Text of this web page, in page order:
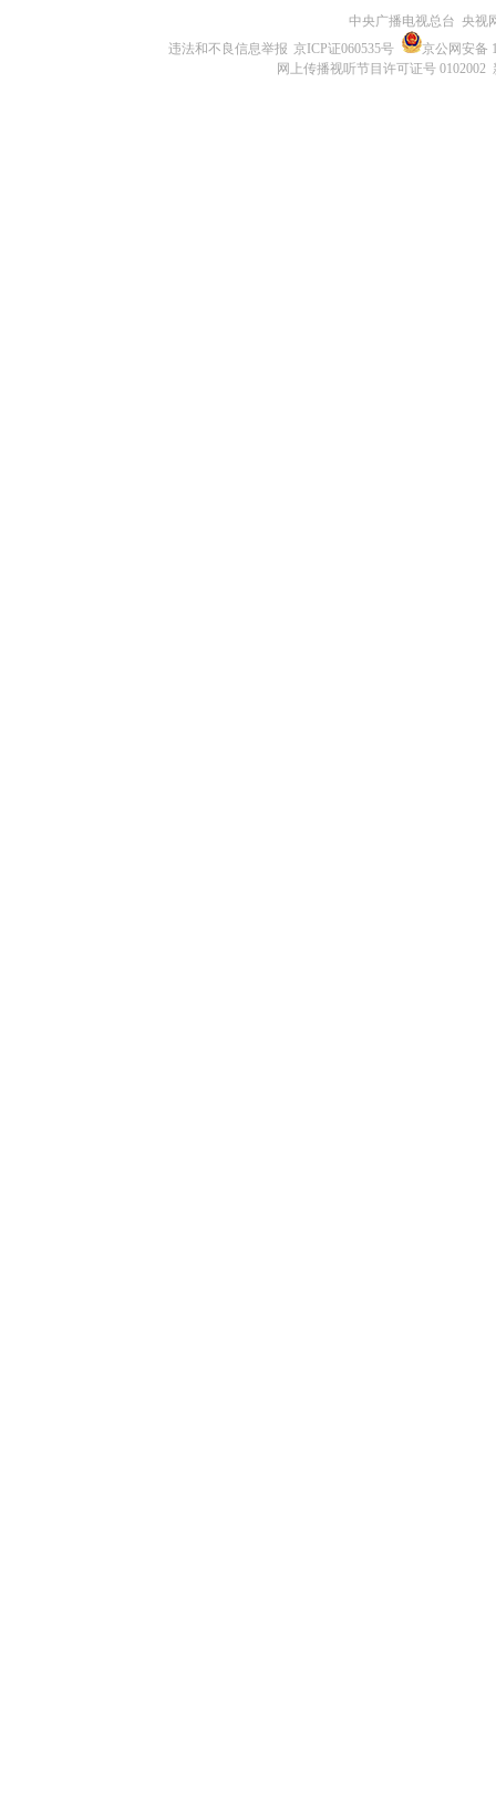
中央广播电视总台 央视
违法和不良信息举报 京ICP证060535号
京公网安备
网上传播视听节目许可证号 0102002